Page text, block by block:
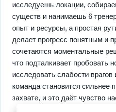
исследуешь локации,
существ и нанимаешь 6
опыт и ресурсы, а простая
делает прогресс понятным и
сочетаются моментальные
что подталкивает пробовать
исследовать слабости
команда становится сильнее
захвате, и это даёт чувство